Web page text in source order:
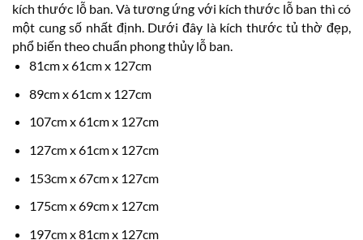
kích thước lỗ ban. Và tương ứng với kích thước lỗ ban thì có
một cung số nhất định. Dưới đây là kích thước tủ thờ đẹp,
phổ biến theo chuẩn phong thủy lỗ ban.
81cm x 61cm x 127cm
89cm x 61cm x 127cm
107cm x 61cm x 127cm
127cm x 61cm x 127cm
153cm x 67cm x 127cm
175cm x 69cm x 127cm
197cm x 81cm x 127cm